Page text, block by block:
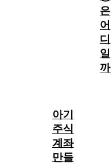
은
어
디
일
아기
주식
계좌
만들